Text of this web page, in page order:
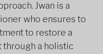
Jwan is a
who ensures to
to restore a
through a holistic